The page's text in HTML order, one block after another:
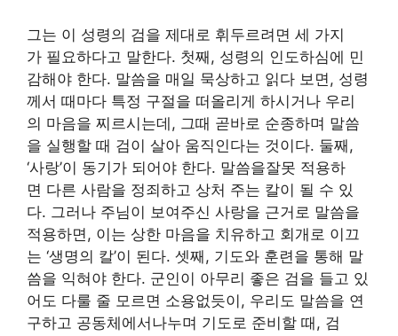
그는 이 성령의 검을 제대로 휘두르려면 세 가지
가 필요하다고 말한다. 첫째, 성령의 인도하심에 민
감해야 한다. 말씀을 매일 묵상하고 읽다 보면, 성령
께서 때마다 특정 구절을 떠올리게 하시거나 우리
의 마음을 찌르시는데, 그때 곧바로 순종하며 말씀
을 실행할 때 검이 살아 움직인다는 것이다. 둘째,
‘사랑’이 동기가 되어야 한다. 말씀을잘못 적용하
면 다른 사람을 정죄하고 상처 주는 칼이 될 수 있
다. 그러나 주님이 보여주신 사랑을 근거로 말씀을
적용하면, 이는 상한 마음을 치유하고 회개로 이끄
는 ‘생명의 칼’이 된다. 셋째, 기도와 훈련을 통해 말
씀을 익혀야 한다. 군인이 아무리 좋은 검을 들고 있
어도 다룰 줄 모르면 소용없듯이, 우리도 말씀을 연
구하고 공동체에서나누며 기도로 준비할 때, 검